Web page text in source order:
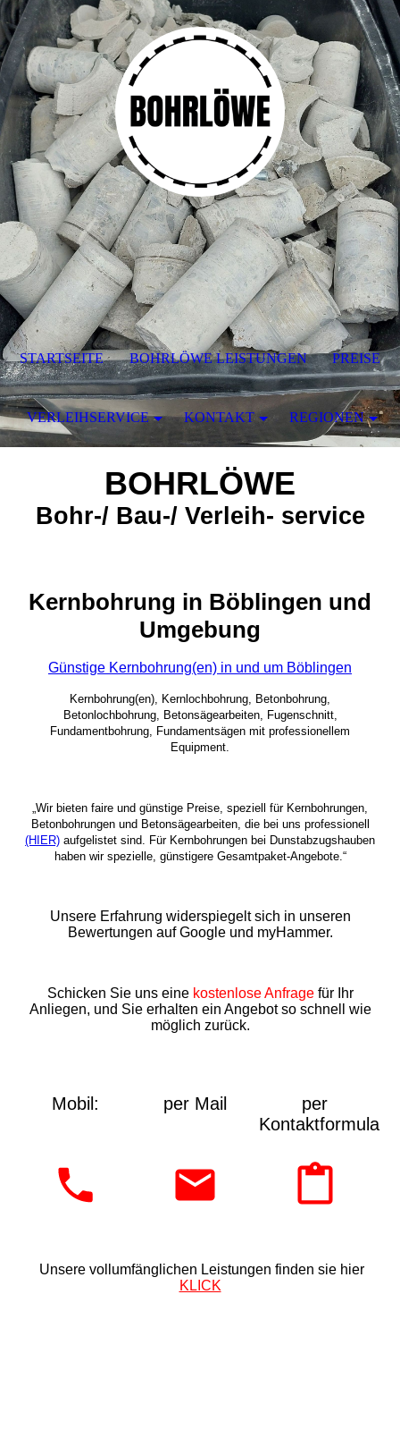
BOHRLÖWE
Bohr-/ Bau-/ Verleih- service
Kernbohrung in Böblingen und
Umgebung
Günstige Kernbohrung(en) in und um Böblingen
Kernbohrung(en), Kernlochbohrung, Betonbohrung,
Betonlochbohrung, Betonsägearbeiten, Fugenschnitt,
Fundamentbohrung, Fundamentsägen mit professionellem
Equipment.
„Wir bieten faire und günstige Preise, speziell für Kernbohrungen,
Betonbohrungen und Betonsägearbeiten, die bei uns professionell
(HIER) aufgelistet sind. Für Kernbohrungen bei Dunstabzugshauben
haben wir spezielle, günstigere Gesamtpaket-Angebote.“
Unsere Erfahrung widerspiegelt sich in unseren
Bewertungen auf Google und myHammer.
Schicken Sie uns eine kostenlose Anfragefür Ihr
Anliegen, und Sie erhalten ein Angebot so schnell wie
möglich zurück.
Mobil: per Mail
per
Kontaktformular:
Unsere vollumfänglichen Leistungen finden sie hier
KLICK
STARTSEITE BOHRLÖWE LEISTUNGEN PREISE
VERLEIHSERVICE KONTAKT REGIONEN